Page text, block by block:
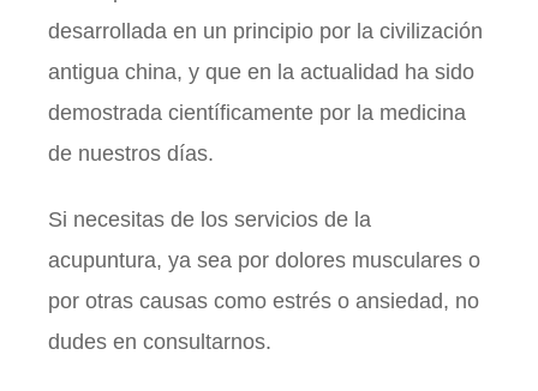
desarrollada en un principio por la civilización
antigua china, y que en la actualidad ha sido
demostrada científicamente por la medicina
de nuestros días.
Si necesitas de los servicios de la
acupuntura, ya sea por dolores musculares o
por otras causas como estrés o ansiedad, no
dudes en consultarnos.